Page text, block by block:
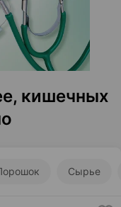
кишечных
Сырье